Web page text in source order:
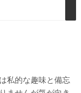
私的な趣味と備忘